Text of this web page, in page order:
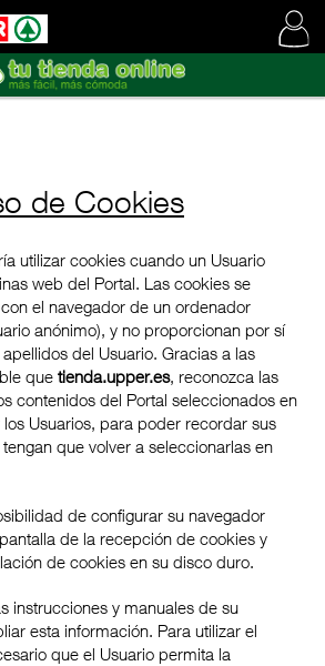
de Cookies
utilizar cookies cuando un Usuario
web del Portal. Las cookies se
el navegador de un ordenador
anónimo), y no proporcionan por sí
del Usuario. Gracias a las
quetienda.upper.es, reconozca las
contenidos del Portal seleccionados en
los Usuarios, para poder recordar sus
que volver a seleccionarlas en
de configurar su navegador
de la recepción de cookies y
de cookies en su disco duro.
instrucciones y manuales de su
esta información. Para utilizar el
que el Usuario permita la